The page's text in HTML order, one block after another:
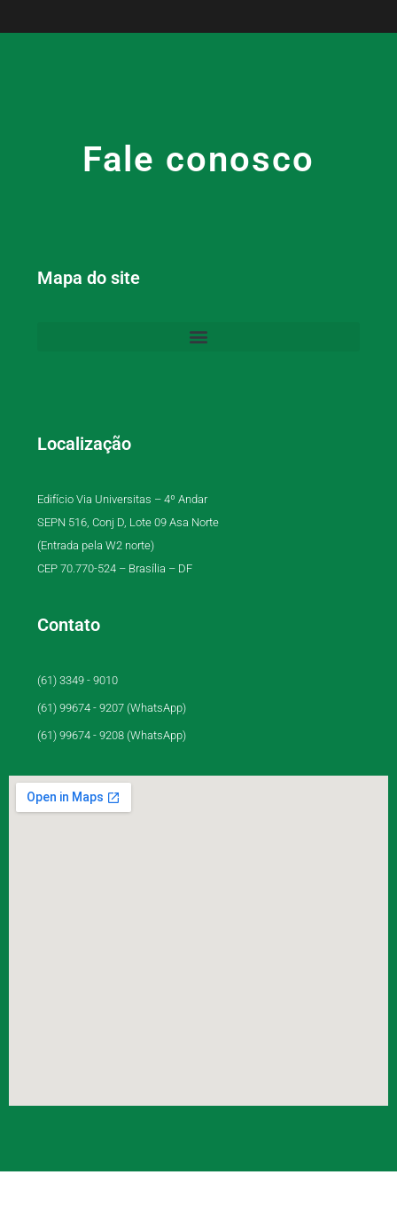
Fale conosco
Mapa do site
Localização
Edifício Via Universitas – 4º Andar
SEPN 516, Conj D, Lote 09 Asa Norte
(Entrada pela W2 norte)
CEP 70.770-524 – Brasília – DF
Contato
(61) 3349 - 9010
(61) 99674 - 9207 (WhatsApp)
(61) 99674 - 9208 (WhatsApp)